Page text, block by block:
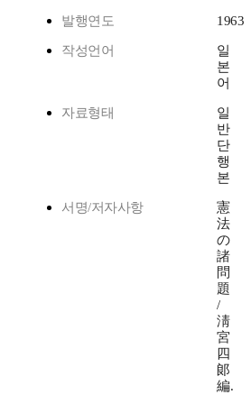
발행연도 1963
작성언어
일
본
어
자료형태
일
반
단
행
본
서명/저자사항
憲
法
の
諸
問
題
/
淸
宮
四
郞
編.